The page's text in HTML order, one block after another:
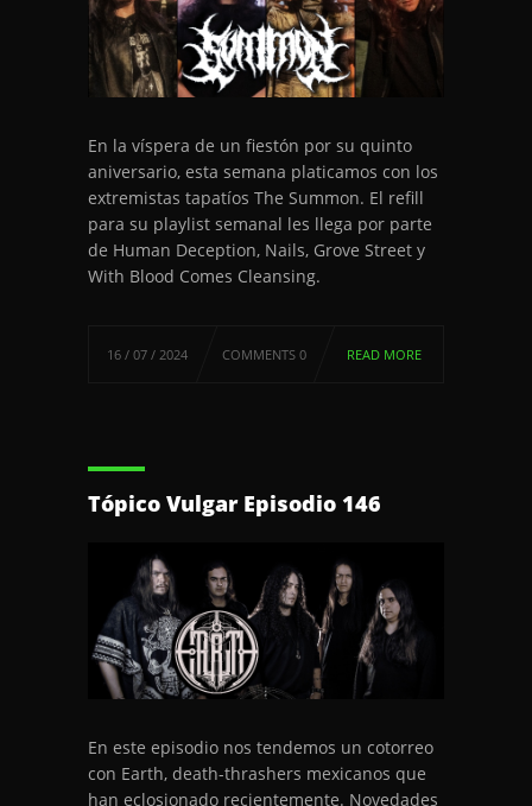
En la víspera de un fiestón por su quinto
aniversario, esta semana platicamos con los
extremistas tapatíos The Summon. El refill
para su playlist semanal les llega por parte
de Human Deception, Nails, Grove Street y
With Blood Comes Cleansing.
16 / 07 / 2024 COMMENTS 0 READ MORE
Tópico Vulgar Episodio 146
En este episodio nos tendemos un cotorreo
con Earth, death-thrashers mexicanos que
han eclosionado recientemente. Novedades